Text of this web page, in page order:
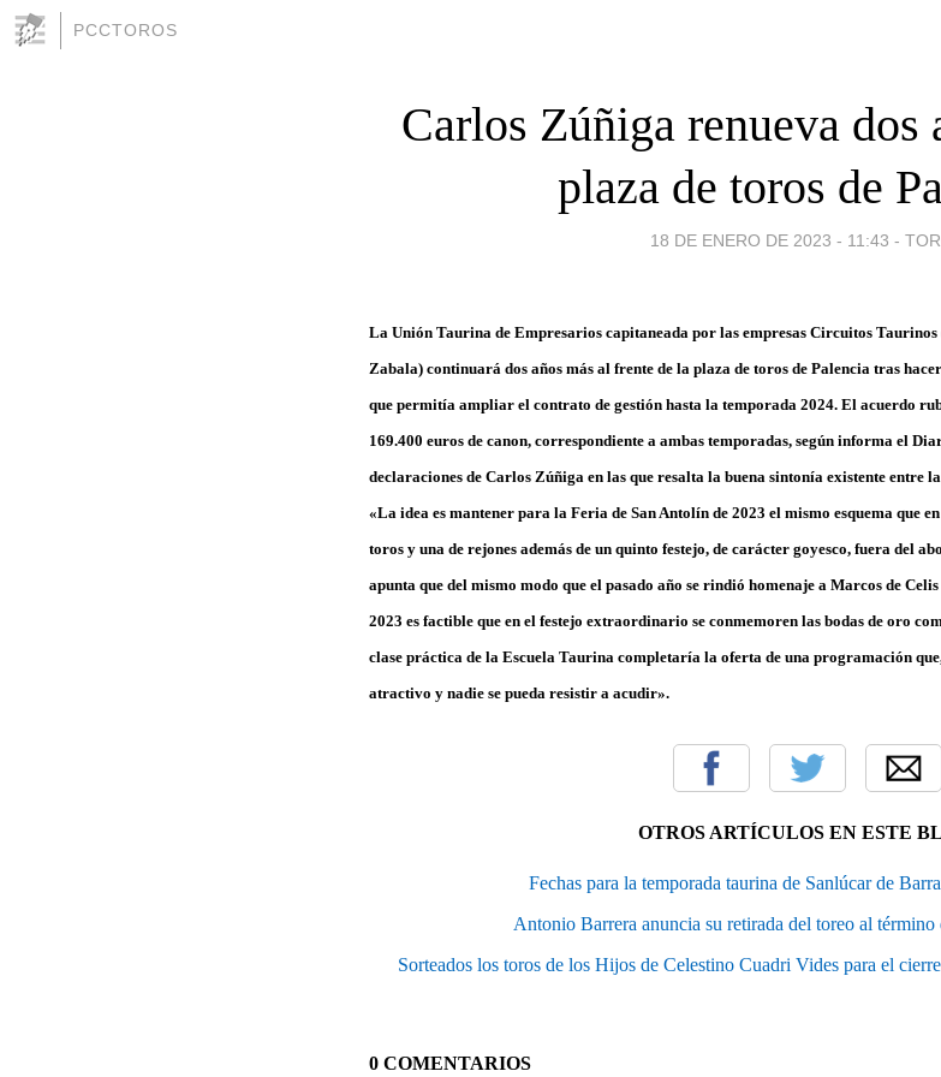
PCCTOROS
Carlos Zúñiga renueva dos
plaza de toros de
18 DE ENERO DE 2023 - 11:43 -
La Unión Taurina de Empresarios capitaneada por las empresas Circuitos
Zabala) continuará dos años más al frente de la plaza de toros de Palencia tras
que permitía ampliar el contrato de gestión hasta la temporada 2024. El acuerdo
169.400 euros de canon, correspondiente a ambas temporadas, según informa el
declaraciones de Carlos Zúñiga en las que resalta la buena sintonía existente entre
«La idea es mantener para la Feria de San Antolín de 2023 el mismo esquema que
toros y una de rejones además de un quinto festejo, de carácter goyesco, fuera del
apunta que del mismo modo que el pasado año se rindió homenaje a Marcos de
2023 es factible que en el festejo extraordinario se conmemoren las bodas de oro
clase práctica de la Escuela Taurina completaría la oferta de una programación
atractivo y nadie se pueda resistir a acudir».
OTROS ARTÍCULOS EN ESTE
Fechas para la temporada taurina de Sanlúcar de
Antonio Barrera anuncia su retirada del toreo al término
Sorteados los toros de los Hijos de Celestino Cuadri Vides para el
0 COMENTARIOS